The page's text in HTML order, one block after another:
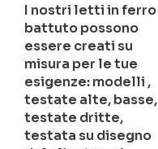
I nostri letti in ferro
battuto possono
essere creati su
misura per le tue
esigenze: modelli ,
testate alte, basse,
testate dritte,
testata su disegno